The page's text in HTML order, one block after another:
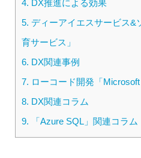
4. DX推進による効果
5. ディーアイエスサービス&
育サービス」
6. DX関連事例
7. ローコード開発「
8. DX関連コラム
9. 「Azure SQL」関連コラム